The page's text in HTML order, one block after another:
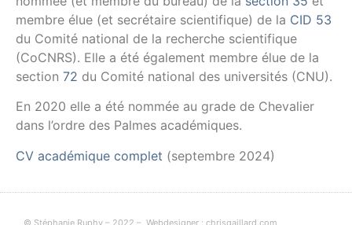
membre élue (et secrétaire scientifique) de la CID 53
du Comité national de la recherche scientifique
(CoCNRS). Elle a été également membre élue de la
section 72 du Comité national des universités (CNU).
En 2020 elle a été nommée au grade de Chevalier
dans l’ordre des Palmes académiques.
CV académique complet (septembre 2024)
© Stéphanie Ruphy – 2022 – Webdesigner : chrisgaillard.com